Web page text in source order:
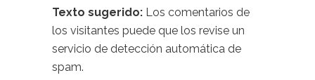
Texto sugerido: Los comentarios de
los visitantes puede que los revise un
servicio de detección automática de
spam.